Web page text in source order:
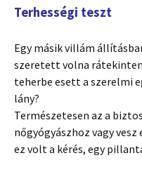
Terhességi teszt
Egy másik villám
szeretett volna
teherbe esett a szerelmi
lány?
Természetesen az a
nőgyógyászhoz vagy
ez volt a kérés, egy